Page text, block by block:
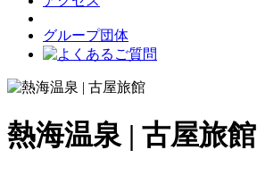
グループ団体
熱海温泉 | 古屋旅館